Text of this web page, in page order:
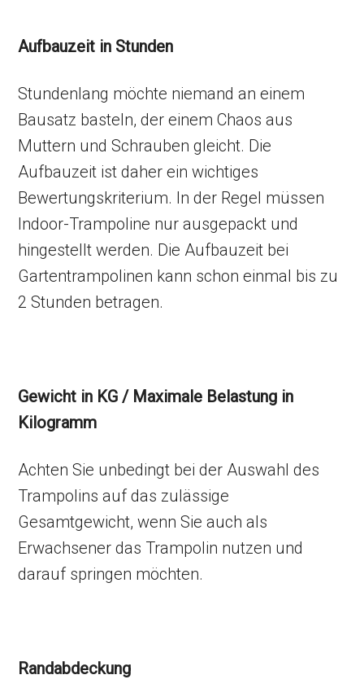
Aufbauzeit in Stunden
Stundenlang möchte niemand an einem
Bausatz basteln, der einem Chaos aus
Muttern und Schrauben gleicht. Die
Aufbauzeit ist daher ein wichtiges
Bewertungskriterium. In der Regel müssen
Indoor-Trampoline nur ausgepackt und
hingestellt werden. Die Aufbauzeit bei
Gartentrampolinen kann schon einmal bis zu
2 Stunden betragen.
Gewicht in KG / Maximale Belastung in
Kilogramm
Achten Sie unbedingt bei der Auswahl des
Trampolins auf das zulässige
Gesamtgewicht, wenn Sie auch als
Erwachsener das Trampolin nutzen und
darauf springen möchten.
Randabdeckung